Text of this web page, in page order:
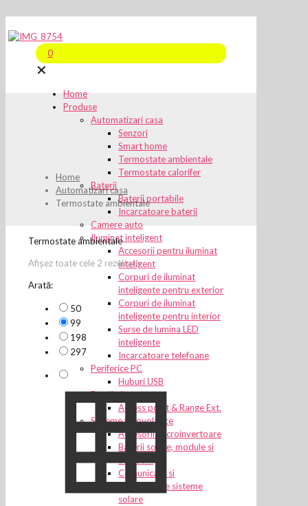
0
✕
Home
Produse
Automatizari casa
Senzori
Smart home
Termostate ambientale
Termostate calorifer
Baterii
Baterii portabile
Incarcatoare baterii
Camere auto
Iluminat inteligent
Accesorii pentru iluminat
inteligent
Corpuri de iluminat
inteligente pentru exterior
Corpuri de iluminat
inteligente pentru interior
Surse de lumina LED
inteligente
Incarcatoare telefoane
Periferice PC
Huburi USB
Retelistica
Access point & Range Ext.
Sisteme fotovoltaice
Accesorii microinvertoare
Baterii solare, module si
Comunicare si
monitorizare sisteme
solare
Home
Automatizari casa
Termostate ambientale
Termostate ambientale
Afișez toate cele 2 rezultate
Arată:
50
99
198
297